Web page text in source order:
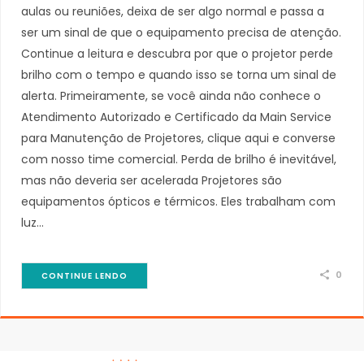
aulas ou reuniões, deixa de ser algo normal e passa a
ser um sinal de que o equipamento precisa de atenção.
Continue a leitura e descubra por que o projetor perde
brilho com o tempo e quando isso se torna um sinal de
alerta. Primeiramente, se você ainda não conhece o
Atendimento Autorizado e Certificado da Main Service
para Manutenção de Projetores, clique aqui e converse
com nosso time comercial. Perda de brilho é inevitável,
mas não deveria ser acelerada Projetores são
equipamentos ópticos e térmicos. Eles trabalham com
luz…
CONTINUE LENDO 0